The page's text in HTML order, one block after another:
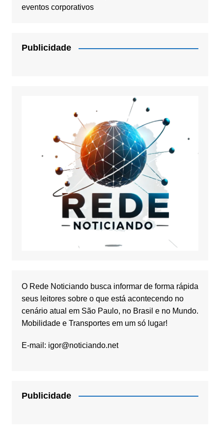
eventos corporativos
Publicidade
O Rede Noticiando busca informar de forma rápida
seus leitores sobre o que está acontecendo no
cenário atual em São Paulo, no Brasil e no Mundo.
Mobilidade e Transportes em um só lugar!
E-mail: igor@noticiando.net
Publicidade